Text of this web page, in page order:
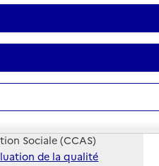
Sociale (CCAS)
de la qualité